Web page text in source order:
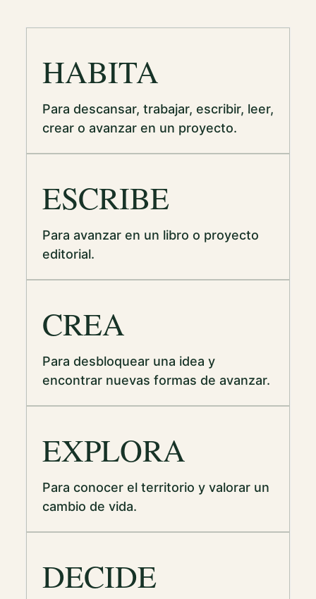
HABITA
Para descansar, trabajar, escribir, leer,
crear o avanzar en un proyecto.
ESCRIBE
Para avanzar en un libro o proyecto
editorial.
CREA
Para desbloquear una idea y
encontrar nuevas formas de avanzar.
EXPLORA
Para conocer el territorio y valorar un
cambio de vida.
DECIDE